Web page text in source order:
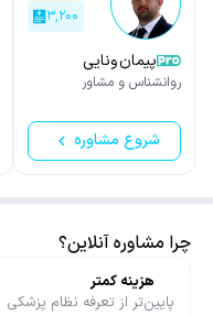
۳,۲۰۰
پیمان ونایی
روانشناس و مشاور
شروع مشاوره
چرا مشاوره آنلاین؟
هزینه کمتر
پایین‌تر از تعرفه نظام پزشکی